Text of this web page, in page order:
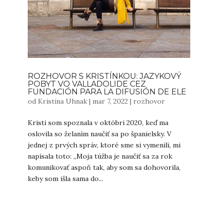
ROZHOVOR S KRISTÍNKOU: JAZYKOVÝ
POBYT VO VALLADOLIDE CEZ
FUNDACIÓN PARA LA DIFUSIÓN DE ELE
od Kristina Uhnak| mar 7, 2022 | rozhovor
Kristi som spoznala v októbri 2020, keď ma
oslovila so želaním naučiť sa po španielsky. V
jednej z prvých správ, ktoré sme si vymenili, mi
napísala toto: „Moja túžba je naučiť sa za rok
komunikovať aspoň tak, aby som sa dohovorila,
keby som išla sama do...